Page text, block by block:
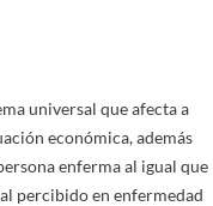
universal que afecta a
económica, además
enferma al igual que
percibido en enfermedad